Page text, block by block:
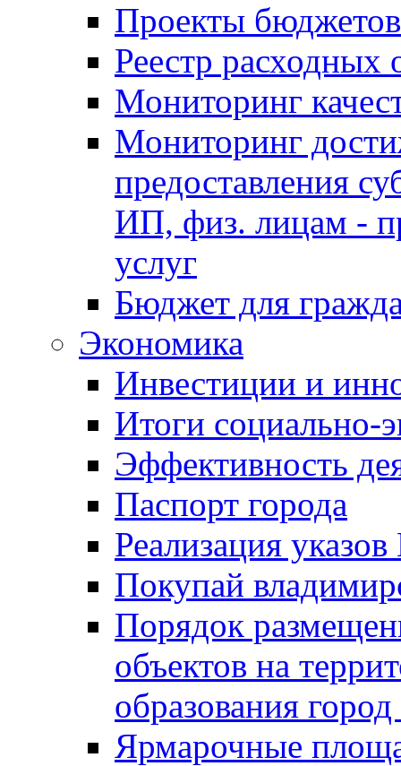
Проекты бюджетов
Реестр расходных
Мониторинг
Мониторинг
предоставления
ИП, физ. лицам -
услуг
Бюджет для
Экономика
Инвестиции и
Итоги социально-
Эффективность
Паспорт города
Реализация
Покупай
Порядок
объектов на
образования
Ярмарочные